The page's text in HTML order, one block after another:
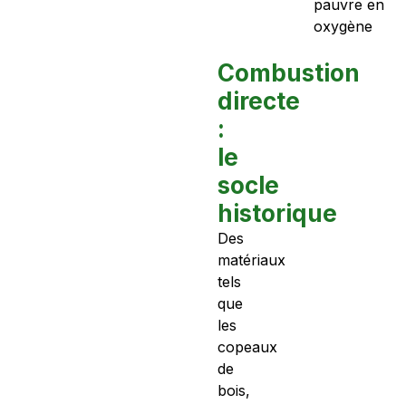
pauvre en
oxygène
Combustion
directe
:
le
socle
historique
Des
matériaux
tels
que
les
copeaux
de
bois,